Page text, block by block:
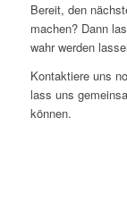
Bereit, den
machen? Dann
wahr werden
Kontaktiere uns
lass uns
können.